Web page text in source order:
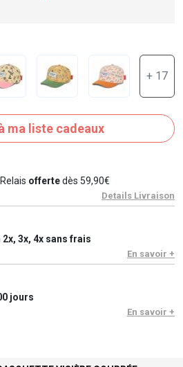
+ 17
ma liste cadeaux
offertedès 59,90€
Details Livraison
2x, 3x, 4x sans frais
En savoir +
jours
En savoir +